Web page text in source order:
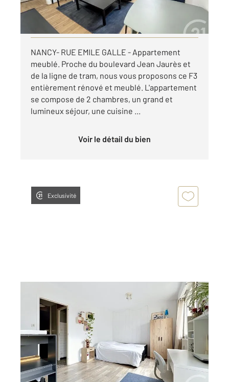
par mois charges comprises
Visiter le site dédié
NANCY- RUE EMILE GALLE - Appartement
meublé. Proche du boulevard Jean Jaurès et
de la ligne de tram, nous vous proposons ce F3
entièrement rénové et meublé. L'appartement
se compose de 2 chambres, un grand et
lumineux séjour, une cuisine ...
Voir le détail du bien
Exclusivité
NANCY 54
27,14 m2, 1 pièce
Ref : 121736
Appartement F1 à louer
500 €
par mois charges comprises
Visiter le site dédié